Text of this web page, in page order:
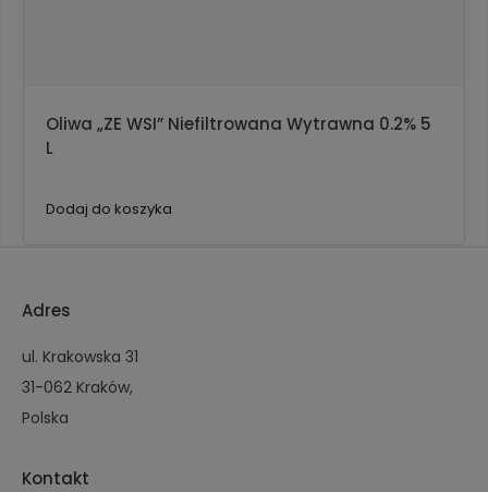
Oliwa „ZE WSI” Niefiltrowana Wytrawna 0.2% 5
L
Dodaj do koszyka
Adres
ul. Krakowska 31
31-062 Kraków,
Polska
Kontakt